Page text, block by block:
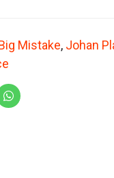
Mistake, Johan
Share via Whatsapp